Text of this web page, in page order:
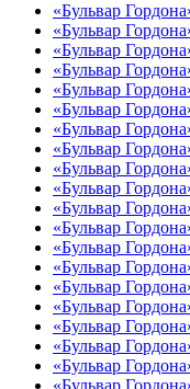
«Бульвар
«Бульвар
«Бульвар
«Бульвар
«Бульвар
«Бульвар
«Бульвар
«Бульвар
«Бульвар
«Бульвар
«Бульвар
«Бульвар
«Бульвар
«Бульвар
«Бульвар
«Бульвар
«Бульвар
«Бульвар
«Бульвар
«Бульвар